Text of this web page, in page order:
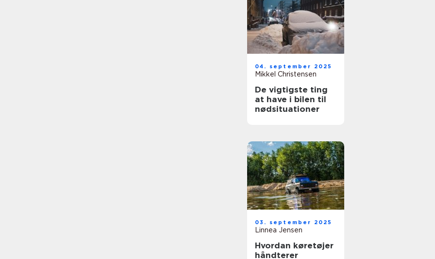
04. september 2025
Mikkel Christensen
De vigtigste ting
at have i bilen til
nødsituationer
03. september 2025
Linnea Jensen
Hvordan køretøjer
håndterer